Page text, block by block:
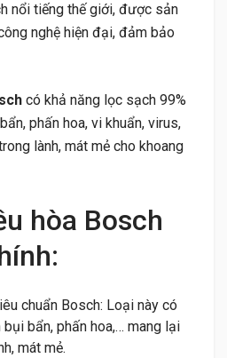
nổi tiếng thế giới, được sản
nghệ hiện đại, đảm bảo
có khả năng lọc sạch 99%
phấn hoa, vi khuẩn, virus,
lành, mát mẻ cho khoang
hòa Bosch
chuẩn Bosch: Loại này có
bẩn, phấn hoa,… mang lại
mát mẻ.